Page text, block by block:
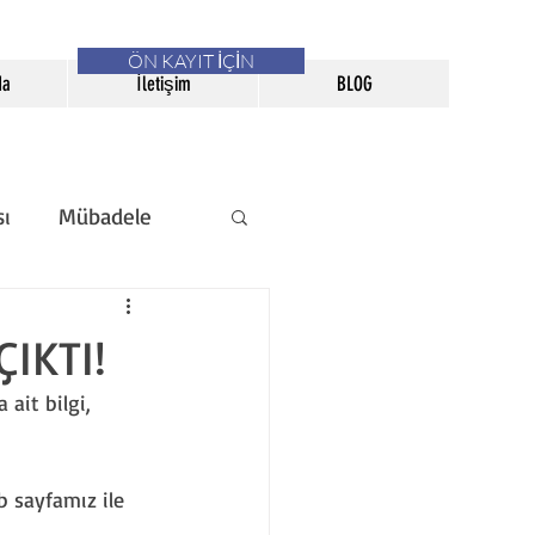
ÖN KAYIT İÇİN
İletişim BLOG
Mübadele
ait bilgi,
sayfamız ile